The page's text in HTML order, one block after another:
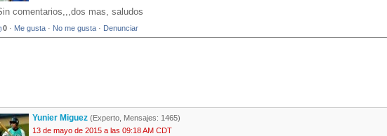
comentarios,,,dos mas, saludos
0 · Me gusta · No me gusta · Denunciar
Yunier Miguez (Experto, Mensajes: 1465)
13 de mayo de 2015 a las 09:18 AM CDT